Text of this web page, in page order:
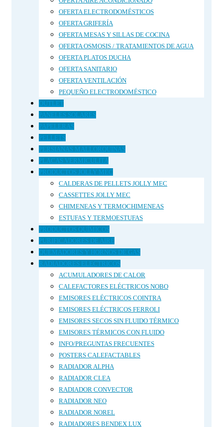
OFERTA ELECTRODOMÉSTICOS
OFERTA GRIFERÍA
OFERTA MESAS Y SILLAS DE COCINA
OFERTA OSMOSIS / TRATAMIENTOS DE AGUA
OFERTA PLATOS DUCHA
OFERTA SANITARIO
OFERTA VENTILACIÓN
PEQUEÑO ELECTRODOMÉSTICO
OUTLET
PANELES SOLARES
PAPELERAS
PELLETS
PERSIANAS MALLORQUINAS
PLACAS VERMICULITA
PRODUCTOS JOLLY MEC
CALDERAS DE PELLETS JOLLY MEC
CASSETTES JOLLY MEC
CHIMENEAS Y TERMOCHIMENEAS
ESTUFAS Y TERMOESTUFAS
PRODUCTOS QUÍMICOS
PURIFICADORES DE AIRE
QUEMADORES Y HORNOS DE GAS
RADIADORES ELECTRICOS
ACUMULADORES DE CALOR
CALEFACTORES ELÉCTRICOS NOBO
EMISORES ELÉCTRICOS COINTRA
EMISORES ELÉCTRICOS FERROLI
EMISORES SECOS SIN FLUIDO TÉRMICO
EMISORES TÉRMICOS CON FLUIDO
INFO/PREGUNTAS FRECUENTES
POSTERS CALEFACTABLES
RADIADOR ALPHA
RADIADOR CLEA
RADIADOR CONVECTOR
RADIADOR NEO
RADIADOR NOREL
RADIADORES BENDEX LUX